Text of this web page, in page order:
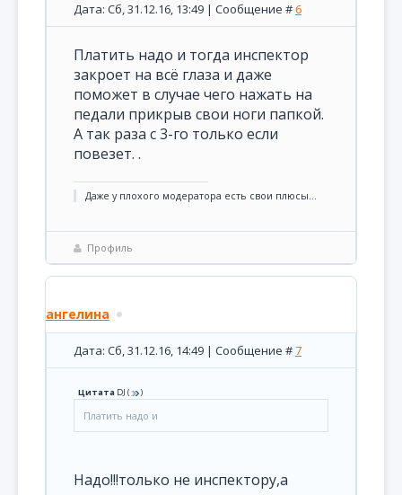
Дата: Сб, 31.12.16, 13:49 | Сообщение #6
Платить надо и тогда инспектор
закроет на всё глаза и даже
поможет в случае чего нажать на
педали прикрыв свои ноги папкой.
А так раза с 3-го только если
повезет. .
Даже у плохого модератора есть свои плюсы...
Профиль
ангелина
Дата: Сб, 31.12.16, 14:49 | Сообщение #7
Цитата DJ ( )
Платить надо и
Надо!!!только не инспектору,а